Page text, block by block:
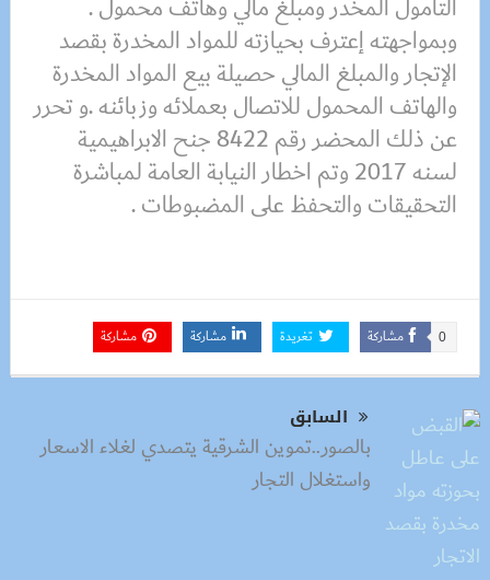
وبمواجهته إعترف بحيازته للمواد المخدرة بقصد
الإتجار والمبلغ المالي حصيلة بيع المواد المخدرة
والهاتف المحمول للاتصال بعملائه وزبائنه .و تحرر
عن ذلك المحضر رقم 8422 جنح الابراهيمية
لسنه 2017 وتم اخطار النيابة العامة لمباشرة
التحقيقات والتحفظ على المضبوطات .
مشاركة 0 تغريدة مشاركة مشاركة
السابق
بالصور..تموين الشرقية يتصدي لغلاء الاسعار
واستغلال التجار